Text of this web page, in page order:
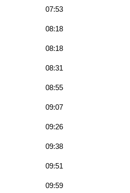
07:53
08:18
08:18
08:31
08:55
09:07
09:26
09:38
09:51
09:59